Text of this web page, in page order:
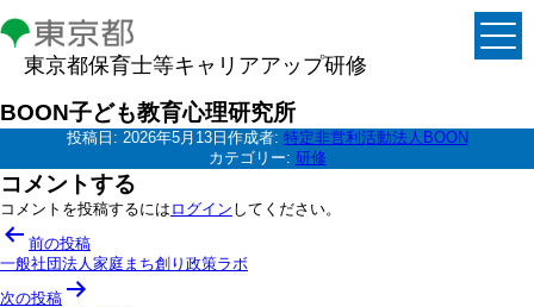
東京都保育士等キャリアアップ研修
BOON子ども教育心理研究所
投稿日: 2026年5月13日 作成者: 特定非営利活動法人BOON
カテゴリー: 研修
コメントする
コメントを投稿するには ログイン してください。
投
稿
ナ
前の投稿
一般社団法人家庭まち創り政策ラボ
次の投稿